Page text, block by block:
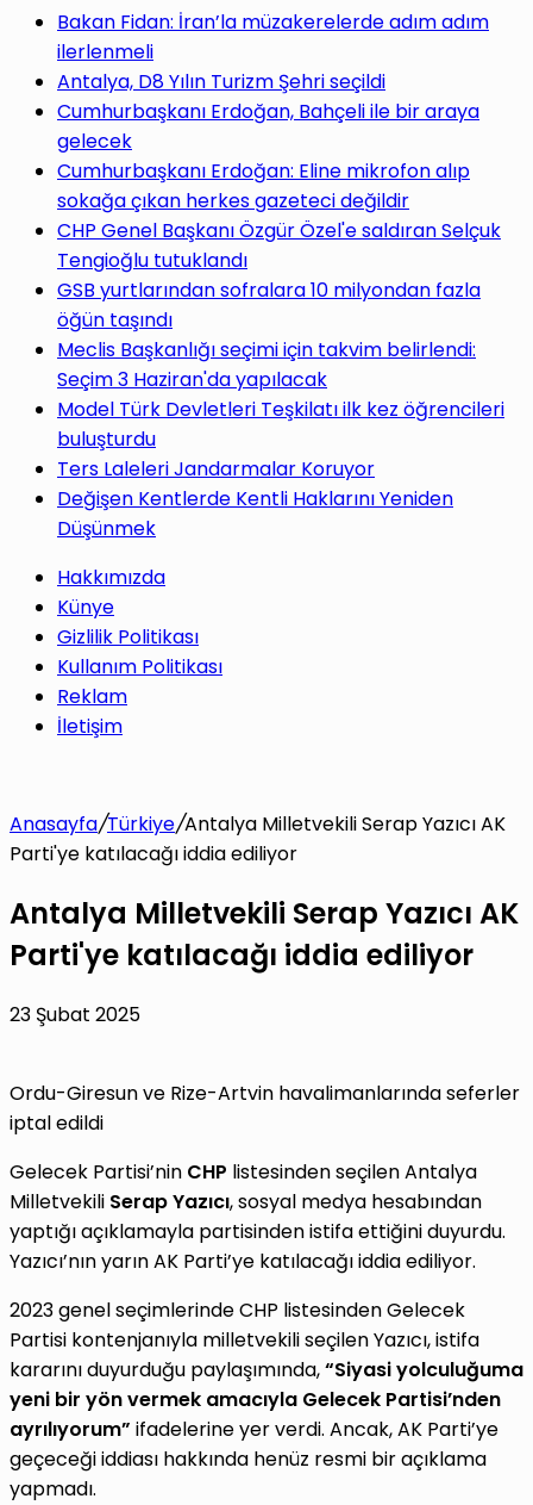
yap
...
Bakan Fidan: İran’la müzakerelerde adım adım
ilerlenmeli
Antalya, D8 Yılın Turizm Şehri seçildi
Cumhurbaşkanı Erdoğan, Bahçeli ile bir araya
gelecek
Cumhurbaşkanı Erdoğan: Eline mikrofon alıp
sokağa çıkan herkes gazeteci değildir
CHP Genel Başkanı Özgür Özel'e saldıran Selçuk
Tengioğlu tutuklandı
GSB yurtlarından sofralara 10 milyondan fazla
öğün taşındı
Meclis Başkanlığı seçimi için takvim belirlendi:
Seçim 3 Haziran'da yapılacak
Model Türk Devletleri Teşkilatı ilk kez öğrencileri
buluşturdu
Ters Laleleri Jandarmalar Koruyor
Değişen Kentlerde Kentli Haklarını Yeniden
Düşünmek
Hakkımızda
Künye
Gizlilik Politikası
Kullanım Politikası
Reklam
İletişim
Anasayfa/Türkiye/Antalya Milletvekili Serap Yazıcı AK
Parti'ye katılacağı iddia ediliyor
Antalya Milletvekili Serap Yazıcı AK
Parti'ye katılacağı iddia ediliyor
23 Şubat 2025
Ordu-Giresun ve Rize-Artvin havalimanlarında seferler
iptal edildi
Gelecek Partisi’nin CHP listesinden seçilen Antalya
Milletvekili Serap Yazıcı, sosyal medya hesabından
yaptığı açıklamayla partisinden istifa ettiğini duyurdu.
Yazıcı’nın yarın AK Parti’ye katılacağı iddia ediliyor.
2023 genel seçimlerinde CHP listesinden Gelecek
Partisi kontenjanıyla milletvekili seçilen Yazıcı, istifa
kararını duyurduğu paylaşımında,“Siyasi yolculuğuma
yeni bir yön vermek amacıyla Gelecek Partisi’nden
ayrılıyorum” ifadelerine yer verdi. Ancak, AK Parti’ye
geçeceği iddiası hakkında henüz resmi bir açıklama
yapmadı.